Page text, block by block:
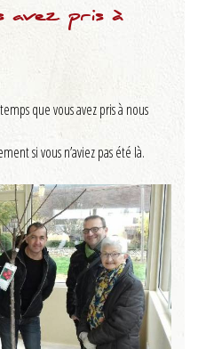
avez pris à
que vous avez pris à nous
si vous n’aviez pas été là.